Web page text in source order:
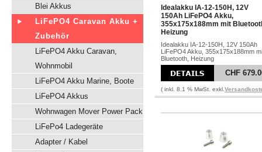
Blei Akkus
LiFePO4 Caravan Akku +
Zubehör
LiFePO4 Akku Caravan,
Wohnmobil
LiFePO4 Akku Marine, Boote
LiFePO4 Akkus
Wohnwagen Mover Power Pack
LiFePo4 Ladegeräte
Adapter / Kabel
Idealakku IA-12-150H, 12V
150Ah LiFePO4 Akku,
355x175x188mm mit
Heizung
Idealakku IA-12-150H, 12V 150Ah
LiFePO4 Akku, 355x175x188mm
Bluetooth, Heizung
CHF
( inkl. 8.1 % MwSt. exkl.